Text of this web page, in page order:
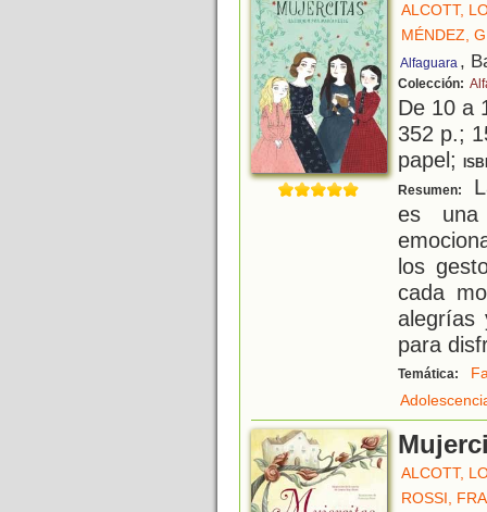
ALCOTT,
MÉNDEZ,
Alfaguara ,
Colección:
De 10 a
352 p.;
papel;
Resumen:
es una
los
cada
alegrías
para
Temática:
ALCOTT,
ROSSI,